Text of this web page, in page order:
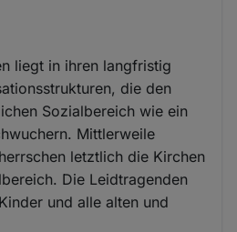
liegt in ihren langfristig
die den
Sozialbereich wie ein
Mittlerweile
letztlich die Kirchen
Die Leidtragenden
und alle alten und